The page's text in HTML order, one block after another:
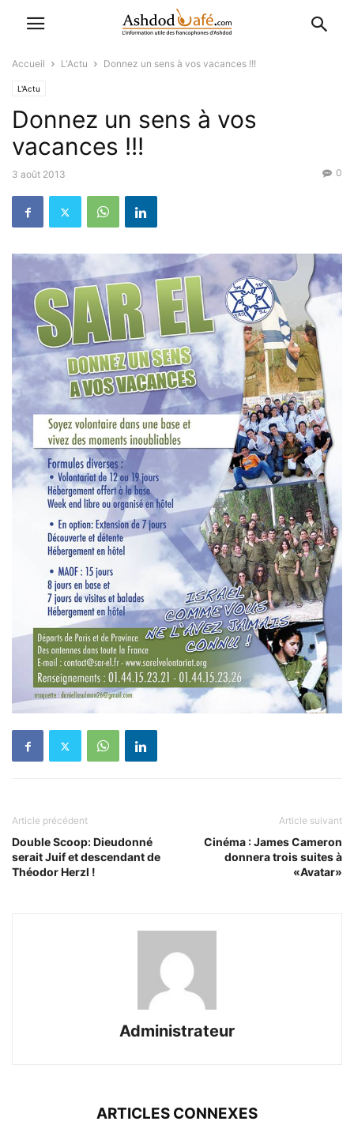
Accueil L'Actu Donnez un sens à vos vacances !!!
L'Actu
Donnez un sens à vos
vacances !!!
3 août 2013 0
Article précédent
Double Scoop: Dieudonné
serait Juif et descendant de
Théodor Herzl !
Article suivant
Cinéma : James Cameron
donnera trois suites à
«Avatar»
Administrateur
ARTICLES CONNEXES